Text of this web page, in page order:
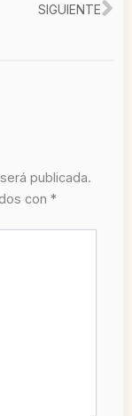
SIGUIENTE
publicada.
con *